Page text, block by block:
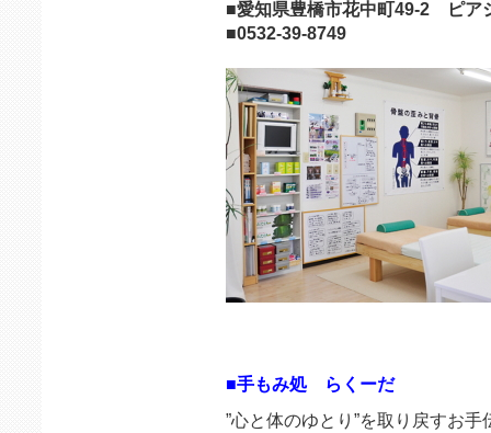
■愛知県豊橋市花中町49-2 ピア
■0532-39-8749
■手もみ処 らくーだ
”心と体のゆとり”を取り戻すお手